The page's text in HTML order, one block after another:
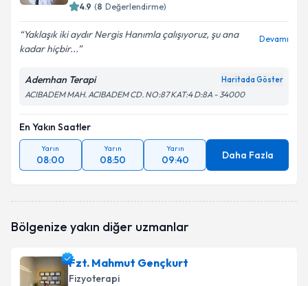
4.9 (8 Değerlendirme)
Yaklaşık iki aydır Nergis Hanımla çalışıyoruz, şu ana
kadar hiçbir...
Devamı
Ademhan Terapi Haritada Göster
ACIBADEM MAH. ACIBADEM CD. NO:87 KAT:4 D:8A - 34000
En Yakın Saatler
Yarın
08:00
Yarın
08:50
Yarın
09:40 Daha Fazla
Bölgenize yakın diğer uzmanlar
Fzt. Mahmut Gençkurt
Fizyoterapi